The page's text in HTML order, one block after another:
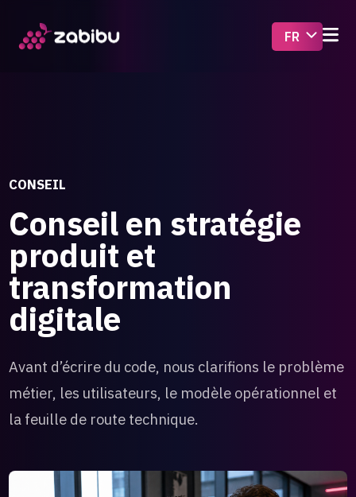
CONSEIL
Conseil en stratégie
produit et
transformation
digitale
Avant d’écrire du code, nous clarifions le problème
métier, les utilisateurs, le modèle opérationnel et
la feuille de route technique.